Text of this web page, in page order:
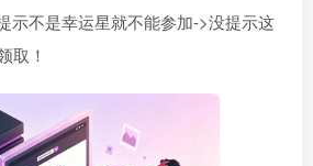
示不是幸运星就不能参加->没提示这
取！